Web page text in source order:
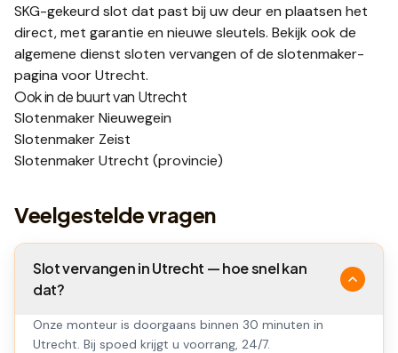
SKG-gekeurd slot dat past bij uw deur en plaatsen het
direct, met garantie en nieuwe sleutels. Bekijk ook de
algemene dienst sloten vervangen of de slotenmaker-
pagina voorUtrecht.
Ook in de buurt van Utrecht
SlotenmakerNieuwegein
Slotenmaker Zeist
SlotenmakerUtrecht (provincie)
Veelgestelde vragen
Slot vervangen in Utrecht — hoe snel kan
dat?
Onze monteur is doorgaans binnen 30 minuten in
Utrecht. Bij spoed krijgt u voorrang, 24/7.